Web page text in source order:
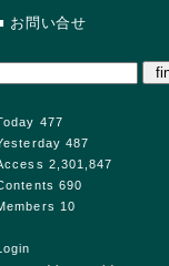
お問い合せ
477
487
2,301,847
690
10